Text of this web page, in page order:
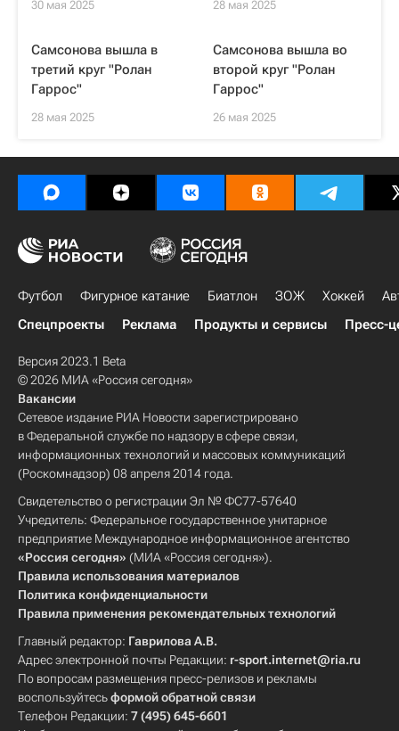
30 мая 2025 28 мая 2025
Самсонова вышла в
третий круг "Ролан
Гаррос"
28 мая 2025
Самсонова вышла во
второй круг "Ролан
Гаррос"
26 мая 2025
Футбол Фигурное катание Биатлон ЗОЖ Хоккей
Спецпроекты
Реклама Продукты и сервисы Пресс-
Версия 2023.1 Beta
© 2026 МИА «Россия сегодня»
Вакансии
Сетевое издание РИА Новости зарегистрировано
в Федеральной службе по надзору в сфере связи,
информационных технологий и массовых коммуникаций
(Роскомнадзор) 08 апреля 2014 года.
Свидетельство о регистрации Эл № ФС77-57640
Учредитель: Федеральное государственное унитарное
предприятие Международное информационное агентство
«Россия сегодня» (МИА «Россия сегодня»).
Правила использования материалов
Политика конфиденциальности
Правила применения рекомендательных технологий
Главный редактор: Гаврилова А.В.
Адрес электронной почты Редакции: r-sport.internet@ria.ru
По вопросам размещения пресс-релизов и рекламы
воспользуйтесьформой обратной связи
Телефон Редакции: 7 (495) 645-6601